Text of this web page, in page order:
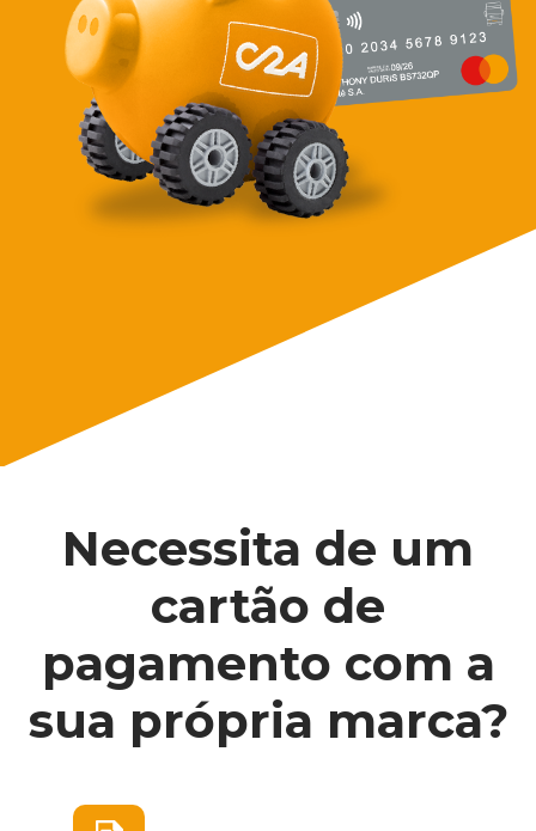
Necessita de um
cartão de
pagamento com a
sua própria marca?